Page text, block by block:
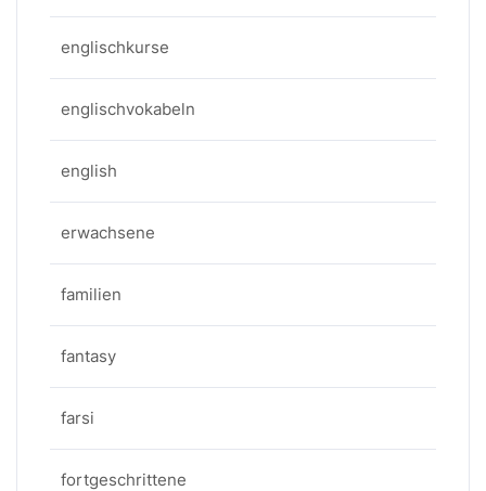
englischkurse
englischvokabeln
english
erwachsene
familien
fantasy
farsi
fortgeschrittene